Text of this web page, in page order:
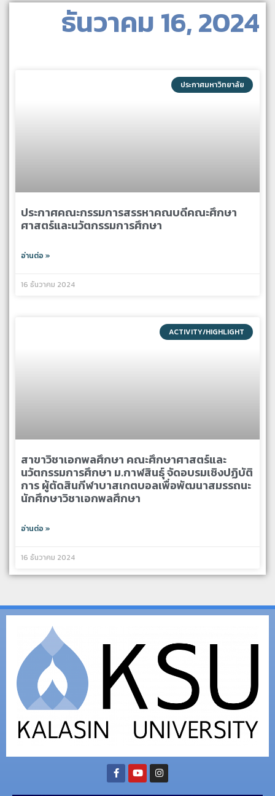
ธันวาคม 16, 2024
ประกาศมหาวิทยาลัย
ประกาศคณะกรรมการสรรหาคณบดีคณะศึกษา
ศาสตร์และนวัตกรรมการศึกษา
อ่านต่อ »
16 ธันวาคม 2024
ACTIVITY/HIGHLIGHT
สาขาวิชาเอกพลศึกษา คณะศึกษาศาสตร์และ
นวัตกรรมการศึกษา ม.กาฬสินธุ์ จัดอบรมเชิงปฏิบัติ
การ ผู้ตัดสินกีฬาบาสเกตบอลเพื่อพัฒนาสมรรถนะ
นักศึกษาวิชาเอกพลศึกษา
อ่านต่อ »
16 ธันวาคม 2024